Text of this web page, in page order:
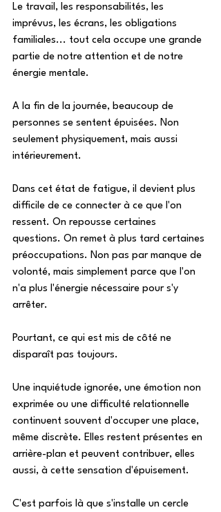
Le travail, les responsabilités, les
imprévus, les écrans, les obligations
familiales... tout cela occupe une grande
partie de notre attention et de notre
énergie mentale.
A la fin de la journée, beaucoup de
personnes se sentent épuisées. Non
seulement physiquement, mais aussi
intérieurement.
Dans cet état de fatigue, il devient plus
difficile de ce connecter à ce que l'on
ressent. On repousse certaines
questions. On remet à plus tard certaines
préoccupations. Non pas par manque de
volonté, mais simplement parce que l'on
n'a plus l'énergie nécessaire pour s'y
arrêter.
Pourtant, ce qui est mis de côté ne
disparaît pas toujours.
Une inquiétude ignorée, une émotion non
exprimée ou une difficulté relationnelle
continuent souvent d'occuper une place,
même discrète. Elles restent présentes en
arrière-plan et peuvent contribuer, elles
aussi, à cette sensation d'épuisement.
C'est parfois là que s'installe un cercle